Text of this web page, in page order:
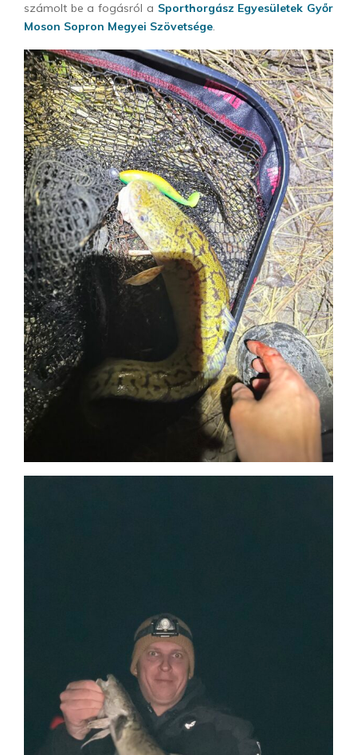
számolt be a fogásról a Sporthorgász Egyesületek Győr
Moson Sopron Megyei Szövetsége.